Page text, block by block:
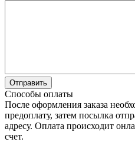
Способы оплаты
После оформления заказа
предоплату, затем посылка
адресу. Оплата происходит
счет.